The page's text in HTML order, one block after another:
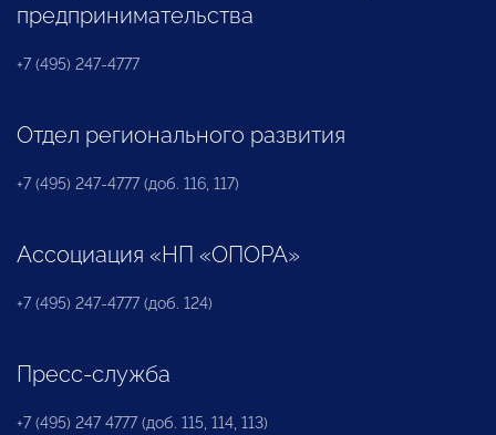
предпринимательства
+7 (495) 247-4777
Отдел регионального развития
+7 (495) 247-4777 (доб. 116, 117)
Ассоциация «НП «ОПОРА»
+7 (495) 247-4777 (доб. 124)
Пресс-служба
+7 (495) 247 4777 (доб. 115, 114, 113)